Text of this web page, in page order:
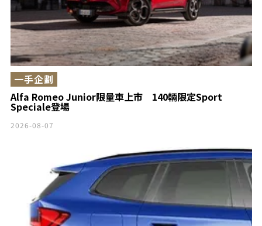
Alfa Romeo Junior限量車上市 140輛限定Sport
Speciale登場
一手企劃
2026-08-07